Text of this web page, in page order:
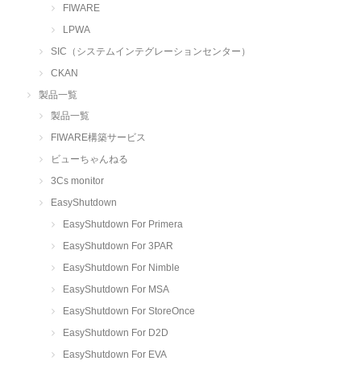
FIWARE
LPWA
SIC（システムインテグレーションセンター）
CKAN
製品一覧
製品一覧
FIWARE構築サービス
ビューちゃんねる
3Cs monitor
EasyShutdown
EasyShutdown For Primera
EasyShutdown For 3PAR
EasyShutdown For Nimble
EasyShutdown For MSA
EasyShutdown For StoreOnce
EasyShutdown For D2D
EasyShutdown For EVA